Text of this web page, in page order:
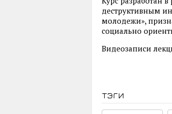
деструктивным
молодежи»,
социально
Видеозаписи
тэги